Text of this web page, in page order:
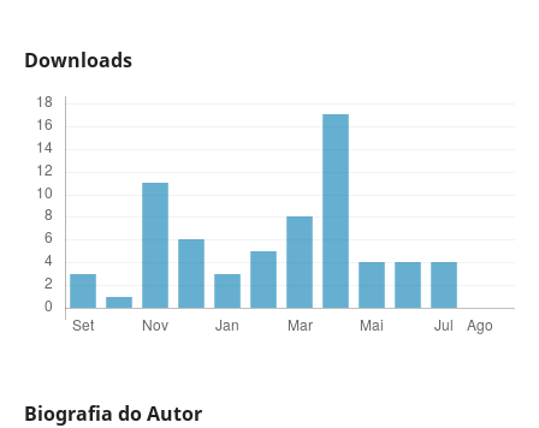
Downloads
Biografia do Autor